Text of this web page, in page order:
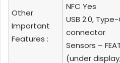
Other
Important
Features :
NFC Yes
USB 2.0,
connector
Sensors –
(under